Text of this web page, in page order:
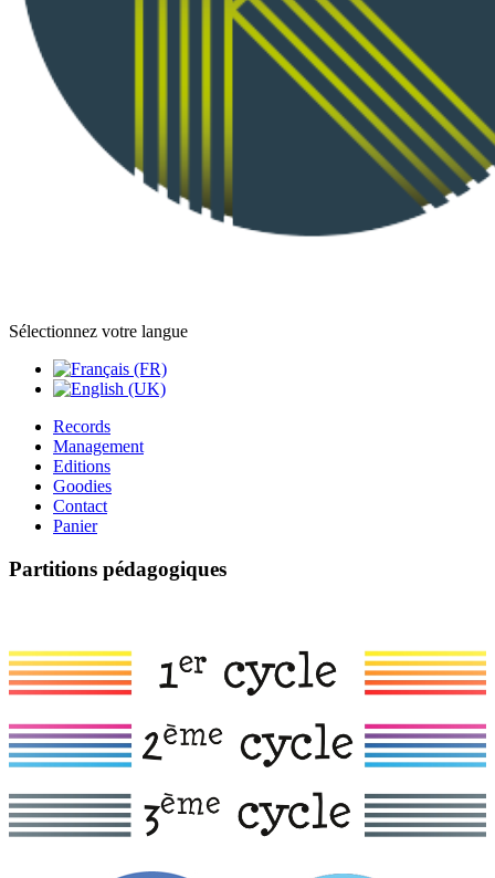
Sélectionnez votre langue
Records
Management
Editions
Goodies
Contact
Panier
Partitions pédagogiques